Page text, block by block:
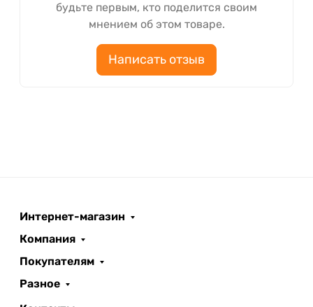
будьте первым, кто поделится своим
мнением об этом товаре.
Написать отзыв
Интернет-магазин
Компания
Покупателям
Разное